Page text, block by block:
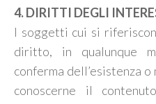
4. DIRITTI DEGLI
I soggetti cui si
diritto, in qualunque
conferma dell’esistenza
conoscerne il